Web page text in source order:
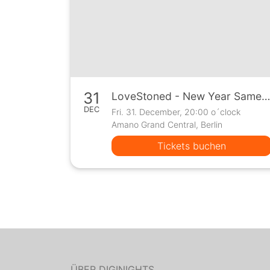
31
DEC
LoveStoned - New Year Same Love
Fri. 31. December, 20:00 o´clock
Amano Grand Central, Berlin
Tickets buchen